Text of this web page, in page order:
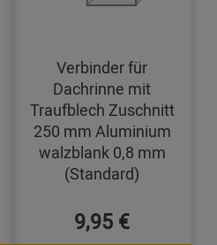
Verbinder für
Dachrinne mit
Traufblech Zuschnitt
250 mm Aluminium
walzblank 0,8 mm
(Standard)
9,95 €